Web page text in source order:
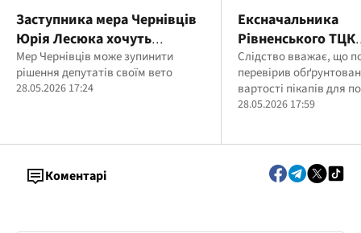
Заступника мера Чернівців
Юрія Лесюка хочуть
звільнити: Клічук заявив
про можливе вето
Мер Чернівців може зупинити
рішення депутатів своїм вето
28.05.2026 17:24
Ексначальника
Рівненського ТЦК
судитимуть через
переплату за
Слідство вважає, що
перевірив
вартості пікапів для
28.05.2026 17:59
Коментарі